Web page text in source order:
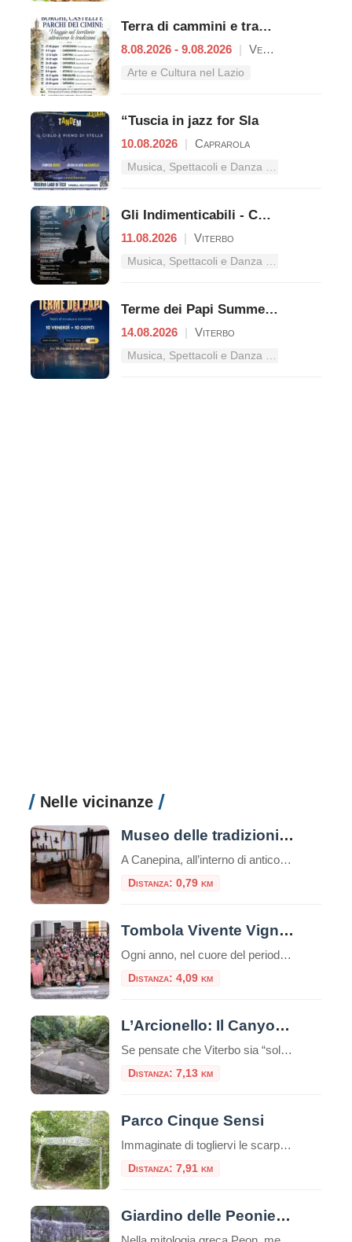
Terra di cammini e tradizioni
8.08.2026 - 9.08.2026 | Vetralla
Arte e Cultura nel Lazio
“Tuscia in jazz for Sla
10.08.2026 | Caprarola
Gli Indimenticabili - Concerto pop
11.08.2026 | Viterbo
Terme dei Papi Summer Live Show
14.08.2026 | Viterbo
Nelle vicinanze
Museo delle tradizioni popolari di Canepina
A Canepina, all’interno di antico convento dei frati Carmelitani del Seicento è allestito il Museo delle Tradizioni Popolari di Canepina. Il convento, di proprietà del comune, conserva affreschi databili a partire dal 1600 che furono rinvenuti nel primo allestimento del museo. L’intero ciclo di pitture murali, che ornano le lunette e i pennacchi del chiostro, […]
Distanza: 0,79 km
Tombola Vivente Vignanellese: Tradizione, Spettacolo e Comunità
Ogni anno, nel cuore del periodo natalizio, la storica Piazza della Repubblica di Vignanello (Viterbo) si trasforma in un palcoscenico a cielo aperto per ospitare un evento unico nel suo genere: la Tombola Vivente Vignanellese (TVV). Non una semplice estrazione, ma una vera e propria rappresentazione teatrale in cui i 90 numeri della tombola prendono […]
Distanza: 4,09 km
L’Arcionello: Il Canyon Segreto alle Porte di Viterbo
Se pensate che Viterbo sia “solo” il Palazzo dei Papi e le terme, preparatevi a una sorpresa. A pochi passi dalle mura medievali della città, un cuneo di verde selvaggio si insinua verso il cuore della Tuscia: è la Riserva Naturale Regionale della Valle dell’Arcionello. Per un turista, scoprire l’Arcionello è come trovare un passaggio […]
Distanza: 7,13 km
Parco Cinque Sensi
Immaginate di togliervi le scarpe, abbandonare per qualche ora lo smartphone e immergervi completamente nella natura, riscoprendo il mondo attraverso il tatto, l’udito, l’olfatto, la vista e persino il gusto. Non è la descrizione di un sogno, ma l’esperienza reale che vi attende al Parco Cinque Sensi di Vitorchiano, un’oasi unica nel cuore della Tuscia […]
Distanza: 7,91 km
Giardino delle Peonie – Centro Botanico Moutan